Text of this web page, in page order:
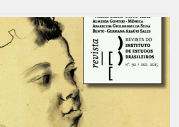
Visuais